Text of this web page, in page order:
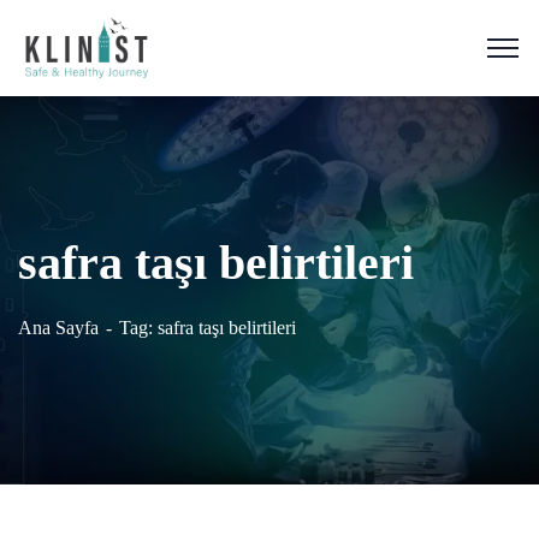
safra taşı belirtileri
Ana Sayfa Tag: safra taşı belirtileri